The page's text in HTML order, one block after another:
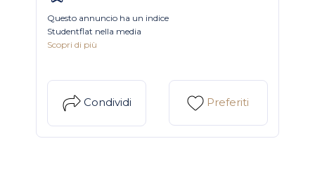
Questo annuncio ha un indice
Studentflat nella media
Scopri di più
Condividi Preferiti